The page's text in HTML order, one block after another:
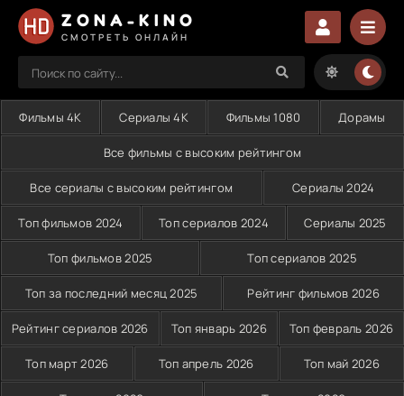
ZONA-KINO
СМОТРЕТЬ ОНЛАЙН
Фильмы 4K Сериалы 4K Фильмы 1080 Дорамы
Все фильмы с высоким рейтингом
Все сериалы с высоким рейтингом Сериалы 2024
Топ фильмов 2024 Топ сериалов 2024 Сериалы 2025
Топ фильмов 2025 Топ сериалов 2025
Топ за последний месяц 2025 Рейтинг фильмов 2026
Рейтинг сериалов 2026 Топ январь 2026 Топ февраль 2026
Топ март 2026 Топ апрель 2026 Топ май 2026